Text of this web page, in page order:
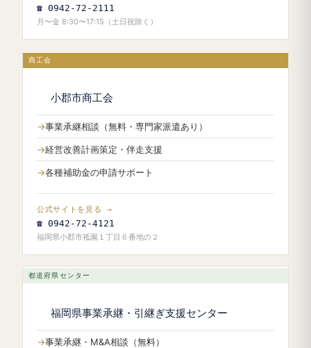
☎ 0942-72-2111
月〜金 8:30〜17:15（土日祝除く）
商工会
小郡市商工会
事業承継相談（無料・専門家派遣あり）
経営改善計画策定・伴走支援
各種補助金の申請サポート
公式サイトを見る →
☎ 0942-72-4121
福岡県小郡市祗園１丁目６番地の２
都道府県センター
福岡県事業承継・引継ぎ支援センター
事業承継・M&A相談（無料）